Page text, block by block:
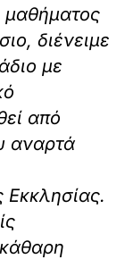
μαθήματος
διένειμε
με
από
αναρτά